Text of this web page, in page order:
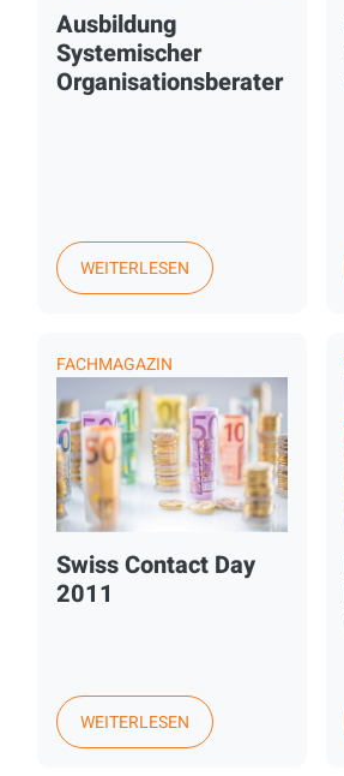
Ausbildung
Systemischer
Organisationsberater
WEITERLESEN
FACHMAGAZIN
Swiss Contact Day
2011
WEITERLESEN